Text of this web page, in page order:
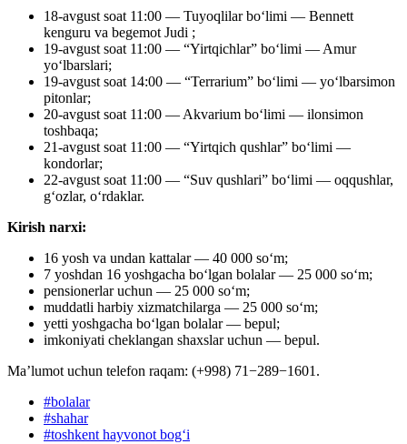
18-avgust soat 11:00 — Tuyoqlilar boʻlimi — Bennett
kenguru va begemot Judi ;
19-avgust soat 11:00 — “Yirtqichlar” boʻlimi — Amur
yoʻlbarslari;
19-avgust soat 14:00 — “Terrarium” boʻlimi — yoʻlbarsimon
pitonlar;
20-avgust soat 11:00 — Akvarium boʻlimi — ilonsimon
toshbaqa;
21-avgust soat 11:00 — “Yirtqich qushlar” bo‘limi —
kondorlar;
22-avgust soat 11:00 — “Suv qushlari” boʻlimi — oqqushlar,
gʻozlar, oʻrdaklar.
Kirish narxi:
16 yosh va undan kattalar — 40 000 soʻm;
7 yoshdan 16 yoshgacha boʻlgan bolalar — 25 000 soʻm;
pensionerlar uchun — 25 000 so‘m;
muddatli harbiy xizmatchilarga — 25 000 soʻm;
yetti yoshgacha boʻlgan bolalar — bepul;
imkoniyati cheklangan shaxslar uchun — bepul.
Ma’lumot uchun telefon raqam: (+998) 71−289−1601.
#bolalar
#shahar
#toshkent hayvonot bogʻi